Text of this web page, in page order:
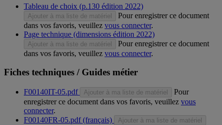
Tableau de choix (p.130 édition 2022)
Ajouter à ma liste de matériel
Pour enregistrer ce document
dans vos favoris, veuillez vous connecter.
Page technique (dimensions édition 2022)
Ajouter à ma liste de matériel
Pour enregistrer ce document
dans vos favoris, veuillez vous connecter.
Fiches techniques / Guides métier
F00140IT-05.pdf Ajouter à ma liste de matériel
Pour
enregistrer ce document dans vos favoris, veuillez vous
connecter.
F00140FR-05.pdf (français)
Ajouter à ma liste de matériel